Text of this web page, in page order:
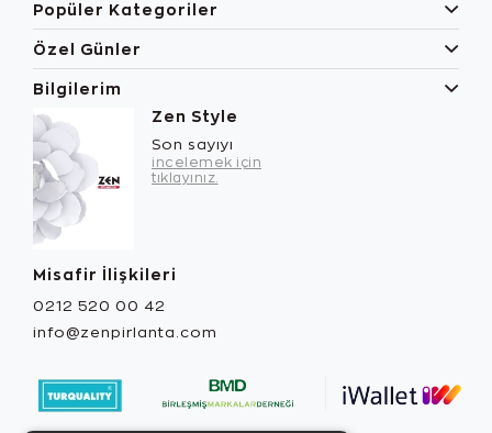
Popüler Kategoriler
Özel Günler
Bilgilerim
Zen Style
Son sayıyı
incelemek için
tıklayınız.
Misafir İlişkileri
0212 520 00 42
info@zenpirlanta.com